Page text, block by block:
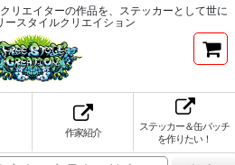
リエイターの作品を、ステッカーとして世に
ースタイルクリエイション
作家紹介
ステッカー＆缶バッチ
を作りたい！